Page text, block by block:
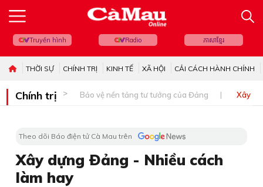
Truyền hình Radio ភាសាខ្មែរ
THỜI SỰ CHÍNH TRỊ KINH TẾ XÃ HỘI CẢI CÁCH HÀNH CHÍNH
Chính trị Bảo vệ nền tảng tư tưởng của Đảng Xây
Theo dõi Báo điện tử Cà Mau trên
Xây dựng Ðảng - Nhiều cách
làm hay